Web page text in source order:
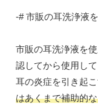
-# 市販の耳洗浄液
市販の耳洗浄液を
認してから使用し
耳の炎症を引き起
はあくまで補助的